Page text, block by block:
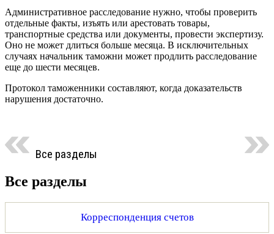
Административное расследование нужно, чтобы проверить
отдельные факты, изъять или арестовать товары,
транспортные средства или документы, провести экспертизу.
Оно не может длиться больше месяца. В исключительных
случаях начальник таможни может продлить расследование
еще до шести месяцев.
Протокол таможенники составляют, когда доказательств
нарушения достаточно.
Все разделы
Все разделы
Корреспонденция счетов